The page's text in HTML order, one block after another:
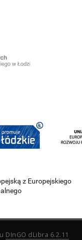
z Europejskiego
DInGO dLibra 6.2.11